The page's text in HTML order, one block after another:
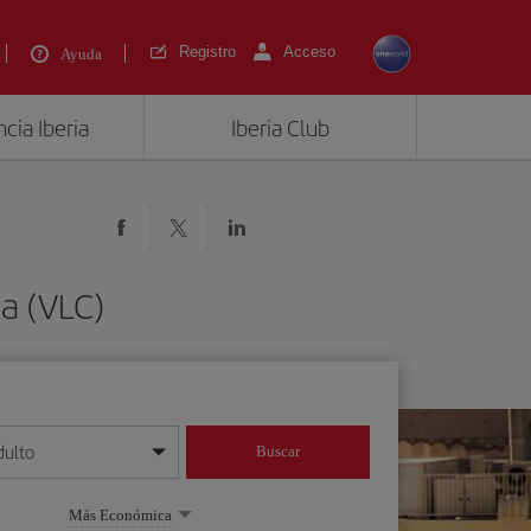
Ayuda Registro Acceso
Iberia Iberia Club
(VLC)
mes/año
Buscar
Más Económica